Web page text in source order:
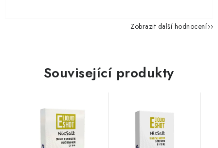
Zobrazit další hodnocení
Související produkty